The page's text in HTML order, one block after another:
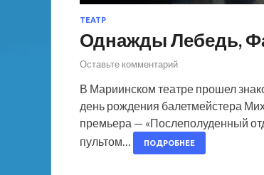
ТЕАТР
Однажды Лебедь,
Оставьте комментарий
В Мариинском театре прошел
день рождения балетмейстера
премьера — «Послеполуденный
пультом…
ПОДРОБНЕЕ